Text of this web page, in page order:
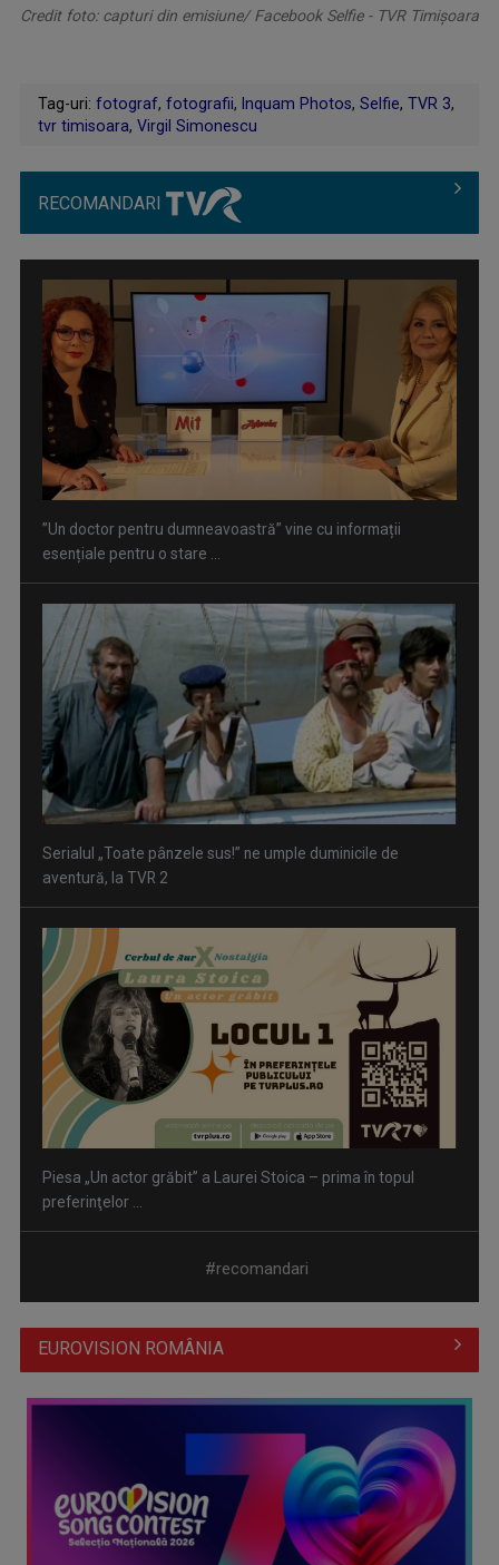
Credit foto: capturi din emisiune/ Facebook Selfie - TVR Timișoara
Tag-uri: fotograf, fotografii, Inquam Photos, Selfie, TVR 3,
tvr timisoara, Virgil Simonescu
RECOMANDARI
”Un doctor pentru dumneavoastră” vine cu informații
esențiale pentru o stare ...
Serialul „Toate pânzele sus!” ne umple duminicile de
aventură, la TVR 2
Piesa „Un actor grăbit” a Laurei Stoica – prima în topul
preferinţelor ...
Cate Blanchett este „Blue Jasmine” – sâmbătă seară, la TVR
#recomandari
EUROVISION ROMÂNIA